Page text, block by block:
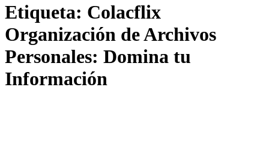
Etiqueta: Colacflix
Organización de Archivos
Personales: Domina tu
Información